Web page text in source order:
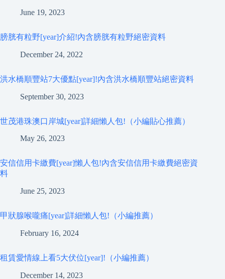
June 19, 2023
膀胱有粒野[year]介紹!內含膀胱有粒野絕密資料
December 24, 2022
洪水橋順豐站7大優點[year]!內含洪水橋順豐站絕密資料
September 30, 2023
世茂港珠澳口岸城[year]詳細懶人包!（小編貼心推薦）
May 26, 2023
安信信用卡繳費[year]懶人包!內含安信信用卡繳費絕密資
料
June 25, 2023
甲狀腺喉嚨痛[year]詳細懶人包!（小編推薦）
February 16, 2024
租賃愛情線上看5大伏位[year]!（小編推薦）
December 14, 2023